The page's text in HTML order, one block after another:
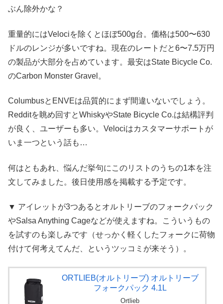
ぶん除外かな？
重量的にはVelociを除くとほぼ500g台。価格は500〜630
ドルのレンジが多いですね。現在のレートだと6〜7.5万円
の製品が大部分を占めています。最安はState Bicycle Co.
のCarbon Monster Gravel。
ColumbusとENVEは品質的にまず間違いないでしょう。
Redditを眺め回すとWhiskyやState Bicycle Co.は結構評判
が良く、ユーザーも多い。Velociはカスタマーサポートが
いま一つという話も…
何はともあれ、悩んだ挙句にこのリストのうちの1本を注
文してみました。後日使用感を掲載する予定です。
▼ アイレットが3つあるとオルトリーブのフォークパック
やSalsa Anything Cageなどが使えますね。こういうもの
を試すのも楽しみです（せっかく軽くしたフォークに荷物
付けて何考えてんだ、というツッコミが来そう）。
ORTLIEB(オルトリーブ) オルトリーブ
フォークパック 4.1L
Ortlieb